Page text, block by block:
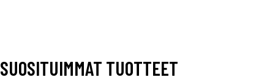
SUOSITUIMMAT TUOTTEET